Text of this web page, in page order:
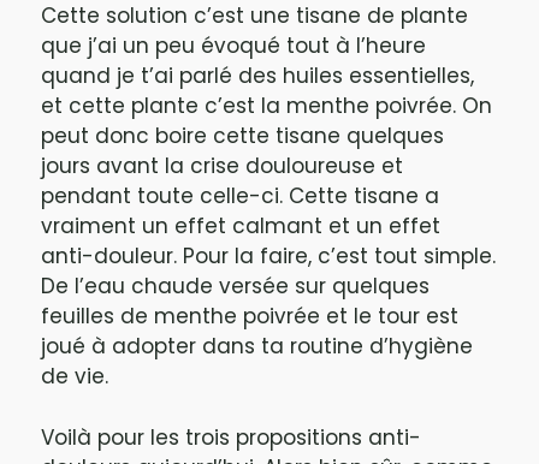
Cette solution c’est une tisane de plante
que j’ai un peu évoqué tout à l’heure
quand je t’ai parlé des huiles essentielles,
et cette plante c’est la menthe poivrée. On
peut donc boire cette tisane quelques
jours avant la crise douloureuse et
pendant toute celle-ci. Cette tisane a
vraiment un effet calmant et un effet
anti-douleur. Pour la faire, c’est tout simple.
De l’eau chaude versée sur quelques
feuilles de menthe poivrée et le tour est
joué à adopter dans ta routine d’hygiène
de vie.
Voilà pour les trois propositions anti-